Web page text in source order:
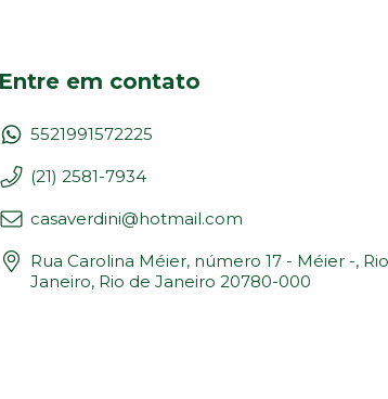
Entre em contato
5521991572225
(21) 2581-7934
casaverdini@hotmail.com
Rua Carolina Méier, número 17 - Méier -,
Janeiro, Rio de Janeiro 20780-000